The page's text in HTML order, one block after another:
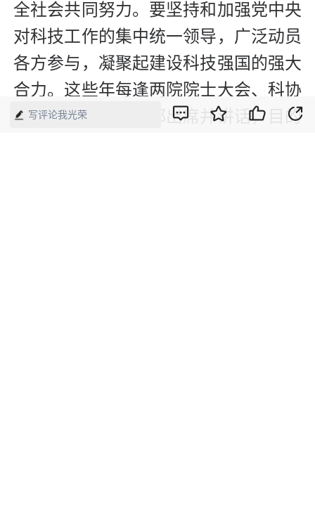
全社会共同努力。要坚持和加强党中央
对科技工作的集中统一领导，广泛动员
各方参与，凝聚起建设科技强国的强大
合力。这些年每逢两院院士大会、科协
全国代表大会，我都出席并讲话，目的
写评论我光荣